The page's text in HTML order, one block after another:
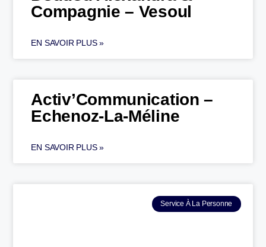
Compagnie – Vesoul
EN SAVOIR PLUS »
Activ’Communication –
Echenoz-La-Méline
EN SAVOIR PLUS »
Service À La Personne